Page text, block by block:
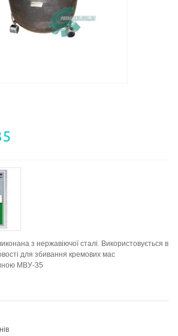
з нержавіючої сталі. Використовується в
для збивання кремових мас
МВУ-35